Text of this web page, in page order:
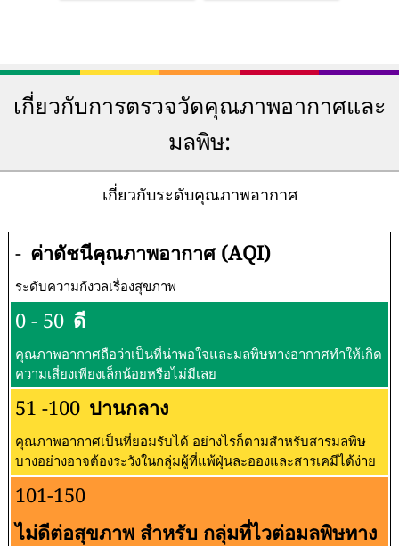
เกี่ยวกับการตรวจวัดคุณภาพอากาศและ
มลพิษ:
เกี่ยวกับระดับคุณภาพอากาศ
- ค่าดัชนีคุณภาพอากาศ (AQI)
ระดับความกังวลเรื่องสุขภาพ
0 - 50 ดี
คุณภาพอากาศถือว่าเป็นที่น่าพอใจและมลพิษทางอากาศทำให้เกิด
ความเสี่ยงเพียงเล็กน้อยหรือไม่มีเลย
51 -100 ปานกลาง
คุณภาพอากาศเป็นที่ยอมรับได้ อย่างไรก็ตามสำหรับสารมลพิษ
บางอย่างอาจต้องระวังในกลุ่มผู้ที่แพ้ฝุ่นละอองและสารเคมีได้ง่าย
101-150
ไม่ดีต่อสุขภาพ สำหรับ กลุ่มที่ไวต่อมลพิษทาง